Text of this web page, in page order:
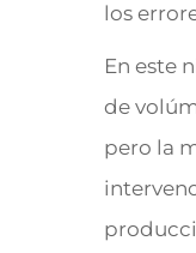
los
En este
de
pero la